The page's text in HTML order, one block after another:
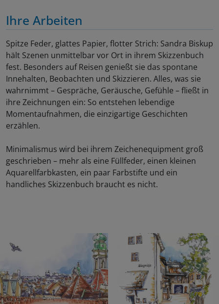
Ihre Arbeiten
Spitze Feder, glattes Papier, flotter Strich: Sandra Biskup
hält Szenen unmittelbar vor Ort in ihrem Skizzenbuch
fest. Besonders auf Reisen genießt sie das spontane
Innehalten, Beobachten und Skizzieren. Alles, was sie
wahrnimmt – Gespräche, Geräusche, Gefühle – fließt in
ihre Zeichnungen ein: So entstehen lebendige
Momentaufnahmen, die einzigartige Geschichten
erzählen.
Minimalismus wird bei ihrem Zeichenequipment groß
geschrieben – mehr als eine Füllfeder, einen kleinen
Aquarellfarbkasten, ein paar Farbstifte und ein
handliches Skizzenbuch braucht es nicht.